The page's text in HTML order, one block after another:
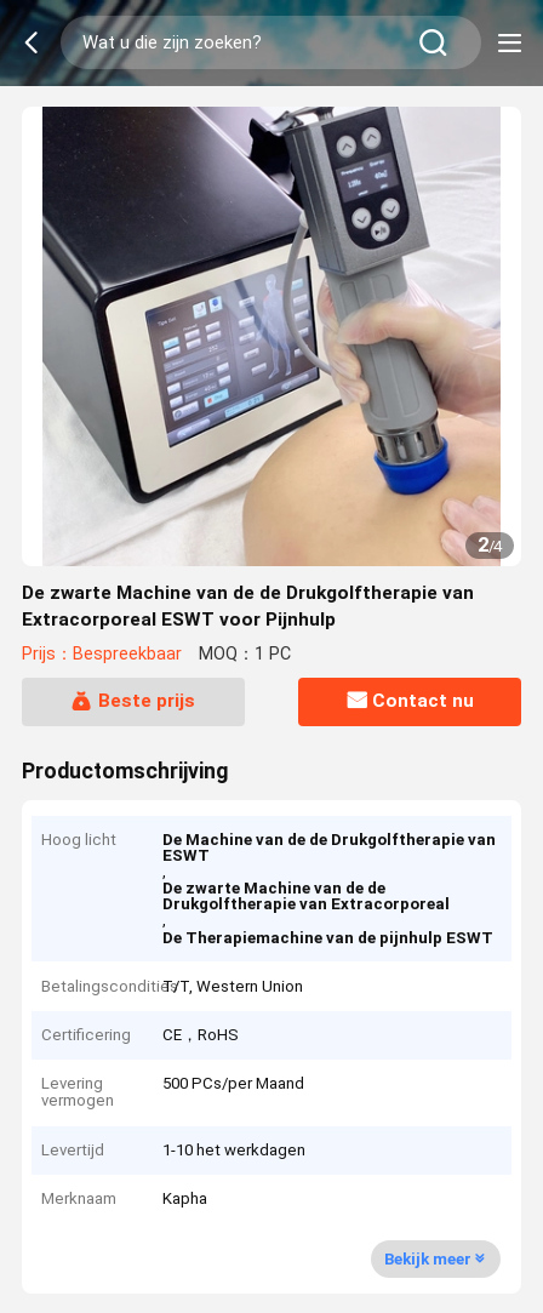
2/4
De zwarte Machine van de de Drukgolftherapie van
Extracorporeal ESWT voor Pijnhulp
Prijs：Bespreekbaar MOQ：1 PC
Beste prijs Contact nu
Productomschrijving
Hoog licht
De Machine van de de Drukgolftherapie van
ESWT
,
De zwarte Machine van de de
Drukgolftherapie van Extracorporeal
,
De Therapiemachine van de pijnhulp ESWT
BetalingsconditiesT/T, Western Union
Certificering CE，RoHS
Levering
vermogen
500 PCs/per Maand
Levertijd 1-10 het werkdagen
Merknaam Kapha
Bekijk meer